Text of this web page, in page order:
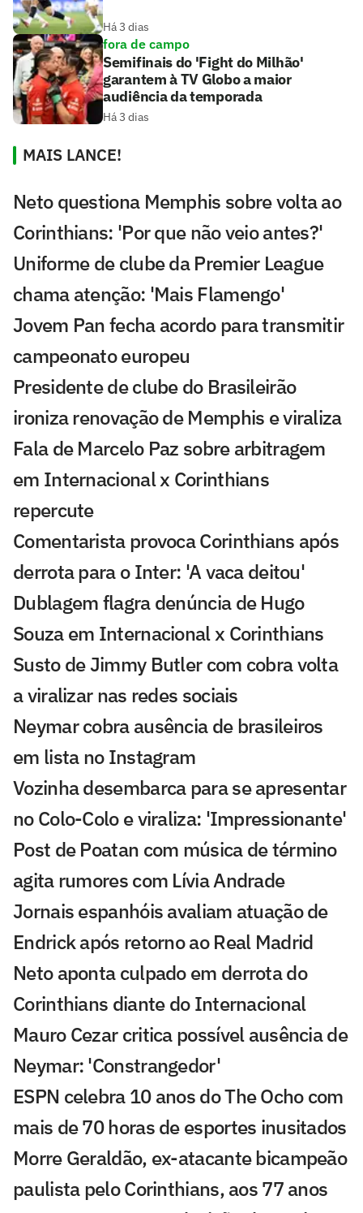
Há 3 dias
fora de campo
Semifinais do 'Fight do Milhão'
garantem à TV Globo a maior
audiência da temporada
Há 3 dias
MAIS LANCE!
Neto questiona Memphis sobre volta ao
Corinthians: 'Por que não veio antes?'
Uniforme de clube da Premier League
chama atenção: 'Mais Flamengo'
Jovem Pan fecha acordo para transmitir
campeonato europeu
Presidente de clube do Brasileirão
ironiza renovação de Memphis e viraliza
Fala de Marcelo Paz sobre arbitragem
em Internacional x Corinthians
repercute
Comentarista provoca Corinthians após
derrota para o Inter: 'A vaca deitou'
Dublagem flagra denúncia de Hugo
Souza em Internacional x Corinthians
Susto de Jimmy Butler com cobra volta
a viralizar nas redes sociais
Neymar cobra ausência de brasileiros
em lista no Instagram
Vozinha desembarca para se apresentar
no Colo-Colo e viraliza: 'Impressionante'
Post de Poatan com música de término
agita rumores com Lívia Andrade
Jornais espanhóis avaliam atuação de
Endrick após retorno ao Real Madrid
Neto aponta culpado em derrota do
Corinthians diante do Internacional
Mauro Cezar critica possível ausência de
Neymar: 'Constrangedor'
ESPN celebra 10 anos do The Ocho com
mais de 70 horas de esportes inusitados
Morre Geraldão, ex-atacante bicampeão
paulista pelo Corinthians, aos 77 anos